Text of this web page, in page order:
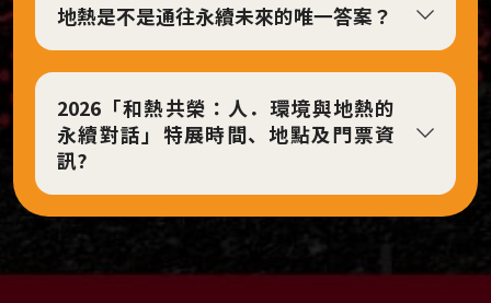
地熱是不是通往永續未來的唯一答案？
2026「和熱共榮：人．環境與地熱的
永續對話」特展時間、地點及門票資
訊?